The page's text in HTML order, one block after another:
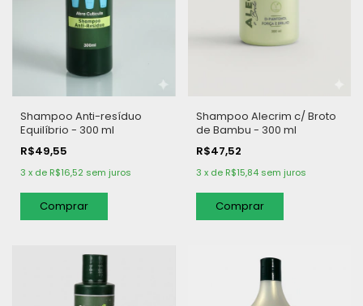
Shampoo Anti-resíduo
Equilíbrio - 300 ml
R$49,55
3 x de R$16,52 sem juros
Shampoo Alecrim c/ Broto
de Bambu - 300 ml
R$47,52
3 x de R$15,84 sem juros